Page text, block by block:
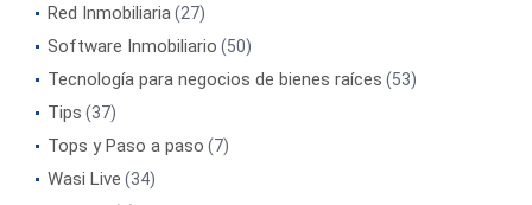
Red Inmobiliaria(27)
Software Inmobiliario (50)
Tecnología para negocios de bienes raíces (53)
Tips (37)
Tops y Paso a paso (7)
Wasi Live (34)